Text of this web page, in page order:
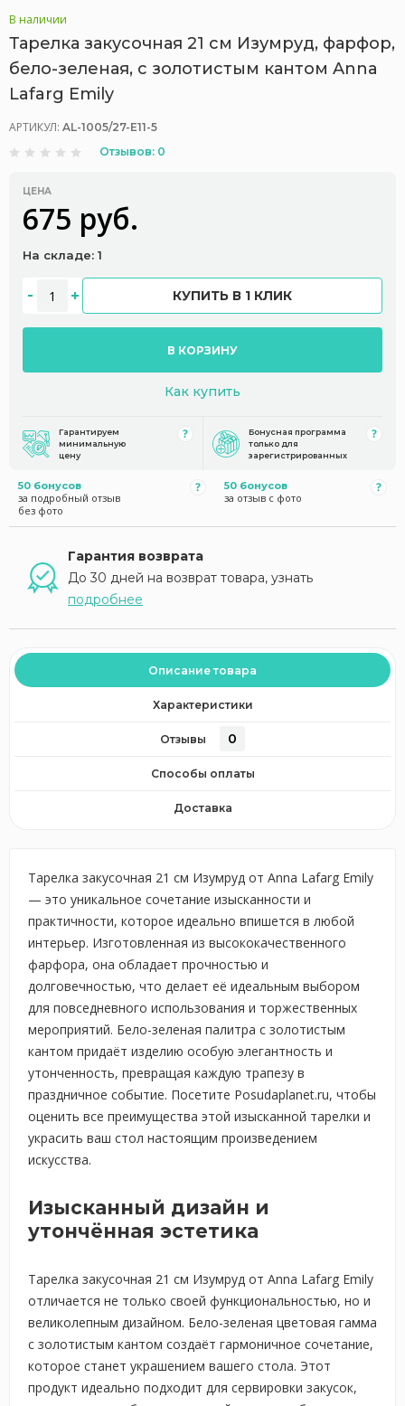
В наличии
Тарелка закусочная 21 см Изумруд, фарфор,
бело-зеленая, с золотистым кантом Anna
Lafarg Emily
АРТИКУЛ: AL-1005/27-E11-5
Отзывов: 0
ЦЕНА
675 руб.
На складе: 1
КУПИТЬ В 1 КЛИК
В КОРЗИНУ
Как купить
Гарантируем
минимальную
цену
Бонусная программа
только для
зарегистрированных
50 бонусов
за подробный отзыв
без фото
50 бонусов
за отзыв с фото
Гарантия возврата
До 30 дней на возврат товара, узнать
подробнее
Описание товара
Характеристики
Отзывы 0
Способы оплаты
Доставка
Тарелка закусочная 21 см Изумруд от Anna Lafarg Emily
— это уникальное сочетание изысканности и
практичности, которое идеально впишется в любой
интерьер. Изготовленная из высококачественного
фарфора, она обладает прочностью и
долговечностью, что делает её идеальным выбором
для повседневного использования и торжественных
мероприятий. Бело-зеленая палитра с золотистым
кантом придаёт изделию особую элегантность и
утонченность, превращая каждую трапезу в
праздничное событие. Посетите Posudaplanet.ru, чтобы
оценить все преимущества этой изысканной тарелки и
украсить ваш стол настоящим произведением
искусства.
Изысканный дизайн и
утончённая эстетика
Тарелка закусочная 21 см Изумруд от Anna Lafarg Emily
отличается не только своей функциональностью, но и
великолепным дизайном. Бело-зеленая цветовая гамма
с золотистым кантом создаёт гармоничное сочетание,
которое станет украшением вашего стола. Этот
продукт идеально подходит для сервировки закусок,